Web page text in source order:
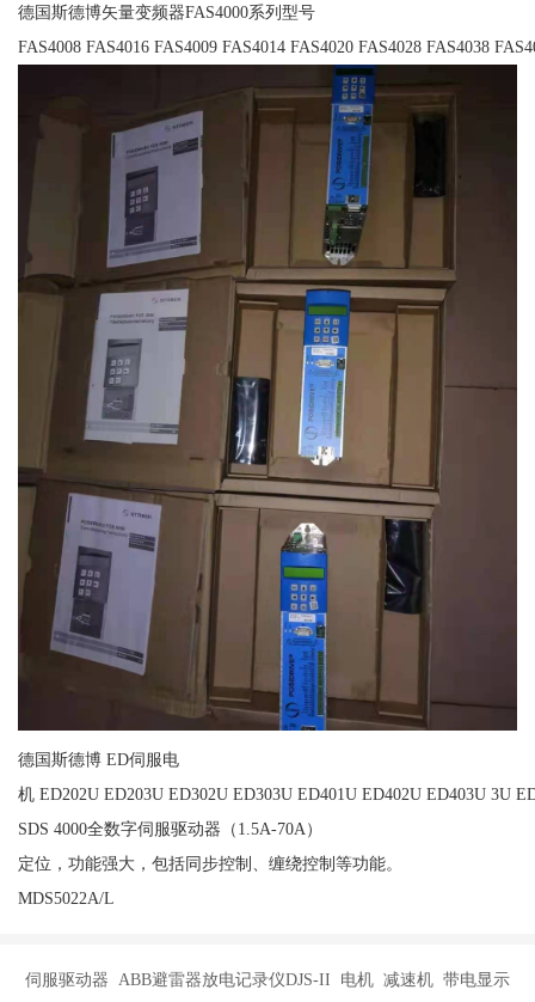
德国斯德博矢量变频器FAS4000系列型号
FAS4008 FAS4016 FAS4009 FAS4014 FAS4020 FAS4028 FAS4038
德国斯德博 ED伺服电
机 ED202U ED203U ED302U ED303U ED401U ED402U ED403U 3U
SDS 4000全数字伺服驱动器（1.5A-70A）
定位，功能强大，包括同步控制、缠绕控制等功能。
MDS5022A/L
伺服驱动器 ABB避雷器放电记录仪DJS-II 电机 减速机 带电显示